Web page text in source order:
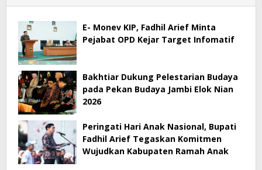
E- Monev KIP, Fadhil Arief Minta
Pejabat OPD Kejar Target Infomatif
Bakhtiar Dukung Pelestarian Budaya
pada Pekan Budaya Jambi Elok Nian
2026
Peringati Hari Anak Nasional, Bupati
Fadhil Arief Tegaskan Komitmen
Wujudkan Kabupaten Ramah Anak